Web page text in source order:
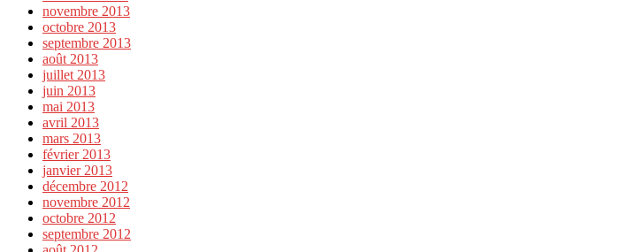
novembre 2013
octobre 2013
septembre 2013
août 2013
juillet 2013
juin 2013
mai 2013
avril 2013
mars 2013
février 2013
janvier 2013
décembre 2012
novembre 2012
octobre 2012
septembre 2012